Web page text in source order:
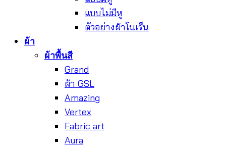
แบบไม่มีหู
ตัวอย่างผ้าโนเร็น
ผ้า
ผ้าพื้นสี
Grand
ผ้า GSL
Amazing
Vertex
Fabric art
Aura